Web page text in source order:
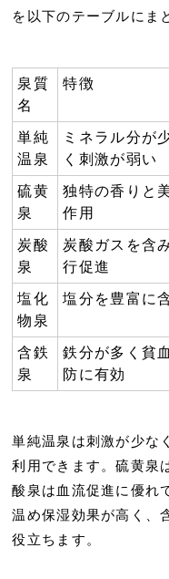
を以下のテーブルにま
泉質
名
特徴
単純
温泉
ミネラル分が
く刺激が弱い
硫黄
泉
独特の香りと
作用
炭酸
泉
炭酸ガスを含
行促進
塩化
物泉
塩分を豊富に
含鉄
泉
鉄分が多く貧
防に有効
単純温泉は刺激が少な
利用できます。硫黄泉
酸泉は血流促進に優れ
温め保湿効果が高く、
役立ちます。